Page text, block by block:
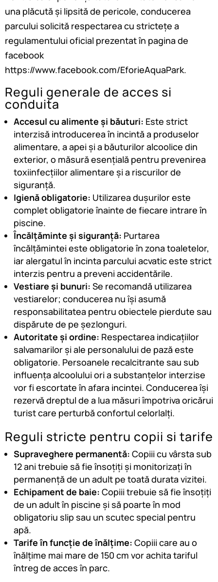
una plăcută și lipsită de pericole, conducerea
parcului solicită respectarea cu strictețe a
regulamentului oficial prezentat în pagina de
facebook
https://www.facebook.com/EforieAquaPark.
Reguli generale de acces si
conduita
Accesul cu alimente și băuturi: Este strict
interzisă introducerea în incintă a produselor
alimentare, a apei și a băuturilor alcoolice din
exterior, o măsură esențială pentru prevenirea
toxiinfecțiilor alimentare și a riscurilor de
siguranță.
Igienă obligatorie: Utilizarea dușurilor este
complet obligatorie înainte de fiecare intrare în
piscine.
Încălțăminte și siguranță: Purtarea
încălțămintei este obligatorie în zona toaletelor,
iar alergatul în incinta parcului acvatic este strict
interzis pentru a preveni accidentările.
Vestiare și bunuri: Se recomandă utilizarea
vestiarelor; conducerea nu își asumă
responsabilitatea pentru obiectele pierdute sau
dispărute de pe șezlonguri.
Autoritate și ordine: Respectarea indicațiilor
salvamarilor și ale personalului de pază este
obligatorie. Persoanele recalcitrante sau sub
influența alcoolului ori a substanțelor interzise
vor fi escortate în afara incintei. Conducerea își
rezervă dreptul de a lua măsuri împotriva oricărui
turist care perturbă confortul celorlalți.
Reguli stricte pentru copii si tarife
Supraveghere permanentă: Copiii cu vârsta sub
12 ani trebuie să fie însoțiți și monitorizați în
permanență de un adult pe toată durata vizitei.
Echipament de baie: Copiii trebuie să fie însoțiți
de un adult în piscine și să poarte în mod
obligatoriu slip sau un scutec special pentru
apă.
Tarife în funcție de înălțime: Copiii care au o
înălțime mai mare de 150 cm vor achita tariful
întreg de acces în parc.